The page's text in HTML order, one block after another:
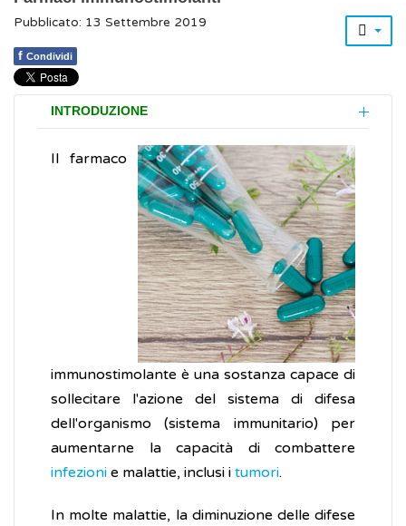
Pubblicato: 13 Settembre 2019
f Condividi
INTRODUZIONE
Il farmaco
immunostimolante è una sostanza capace di
sollecitare l'azione del sistema di difesa
dell'organismo (sistema immunitario) per
aumentarne la capacità di combattere
infezioni e malattie, inclusi i tumori.
In molte malattie, la diminuzione delle difese